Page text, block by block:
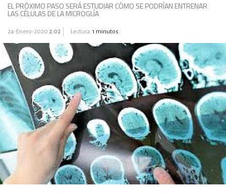
EL PRÓXIMO PASO SERÁ ESTUDIAR CÓMO SE PODRÍAN ENTRENAR
LAS CÉLULAS DE LA MICROGLÍA
24-Enero-2020 2:02 Lectura: 1 minutos